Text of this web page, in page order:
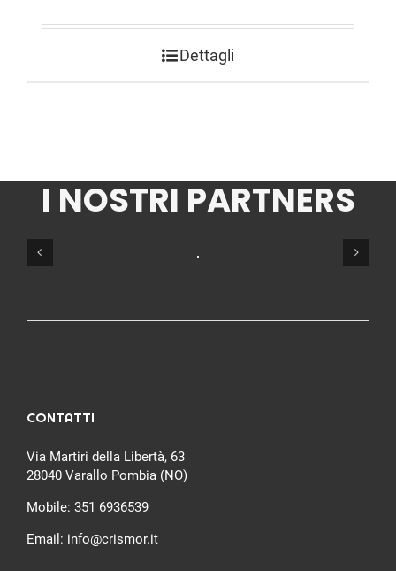
Dettagli
I NOSTRI PARTNERS
CONTATTI
Via Martiri della Libertà, 63
28040 Varallo Pombia (NO)
Mobile: 351 6936539
Email: info@crismor.it